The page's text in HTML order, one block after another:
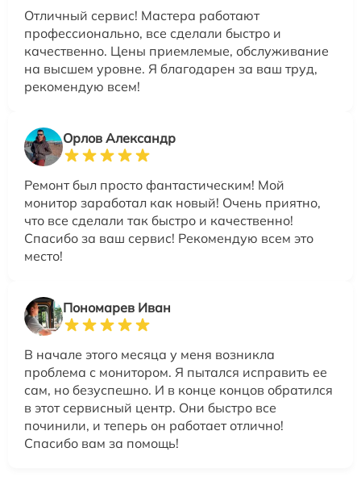
Отличный сервис! Мастера работают
профессионально, все сделали быстро и
качественно. Цены приемлемые, обслуживание
на высшем уровне. Я благодарен за ваш труд,
рекомендую всем!
Орлов Александр
Ремонт был просто фантастическим! Мой
монитор заработал как новый! Очень приятно,
что все сделали так быстро и качественно!
Спасибо за ваш сервис! Рекомендую всем это
место!
Пономарев Иван
В начале этого месяца у меня возникла
проблема с монитором. Я пытался исправить ее
сам, но безуспешно. И в конце концов обратился
в этот сервисный центр. Они быстро все
починили, и теперь он работает отлично!
Спасибо вам за помощь!